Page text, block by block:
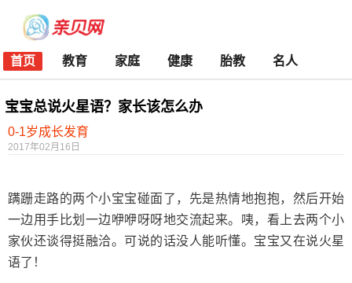
首页 教育 家庭 健康 胎教 名人
宝宝总说火星语？家长该怎么办
0-1岁成长发育
2017年02月16日
蹒跚走路的两个小宝宝碰面了，先是热情地抱抱，然后开始
一边用手比划一边咿咿呀呀地交流起来。咦，看上去两个小
家伙还谈得挺融洽。可说的话没人能听懂。宝宝又在说火星
语了！